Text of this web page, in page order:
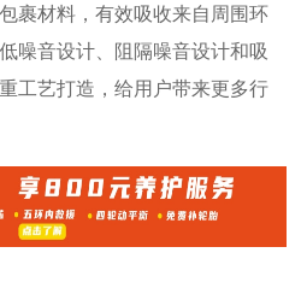
裹材料，有效吸收来自周围环
噪音设计、阻隔噪音设计和吸
工艺打造，给用户带来更多行